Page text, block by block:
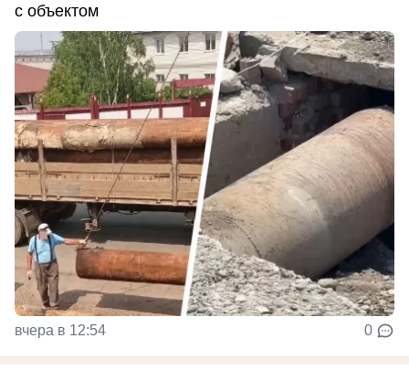
с объектом
вчера в 12:54 0